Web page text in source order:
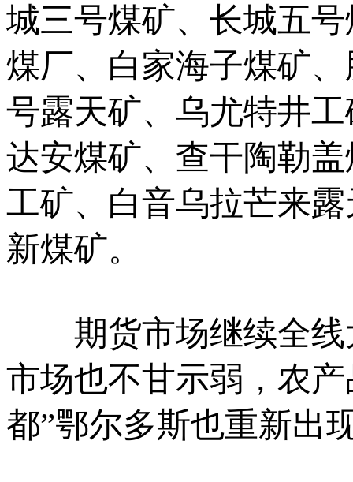
城三号煤矿、长城五
煤厂、白家海子煤矿
号露天矿、乌尤特井
达安煤矿、查干陶勒
工矿、白音乌拉芒来
新煤矿。
期货市场继续全线
市场也不甘示弱，农
都”鄂尔多斯也重新出